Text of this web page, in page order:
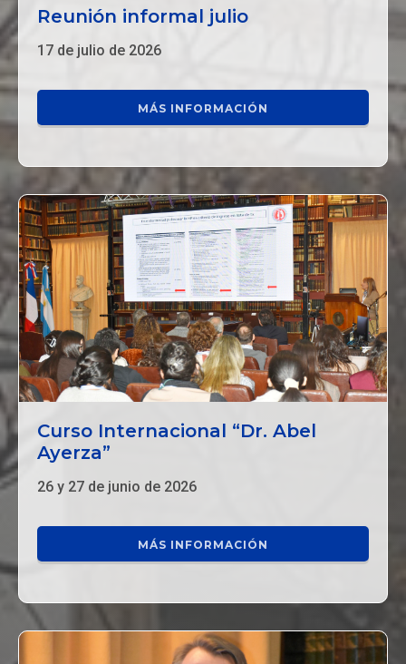
Reunión informal julio
17 de julio de 2026
MÁS INFORMACIÓN
Curso Internacional “Dr. Abel
Ayerza”
26 y 27 de junio de 2026
MÁS INFORMACIÓN